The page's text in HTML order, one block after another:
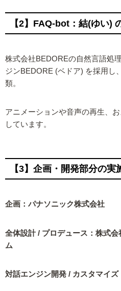
【2】FAQ-bot：結(ゆい)
株式会社BEDOREの自然言語処
ジンBEDORE (ベドア) を採用し
類。
アニメーションや音声の再生、
しています。
【3】企画・開発部分の実
企画：パナソニック株式会社
全体設計 / プロデュース：株式
ム
対話エンジン開発 / カスタマイ